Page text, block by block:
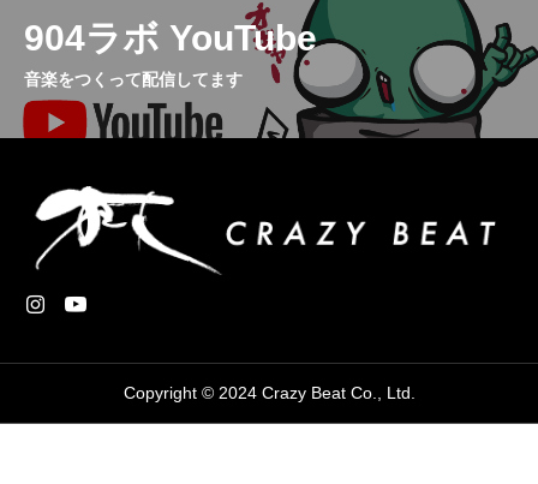
904ラボ YouTube
音楽をつくって配信してます
Copyright © 2024 Crazy Beat Co., Ltd.